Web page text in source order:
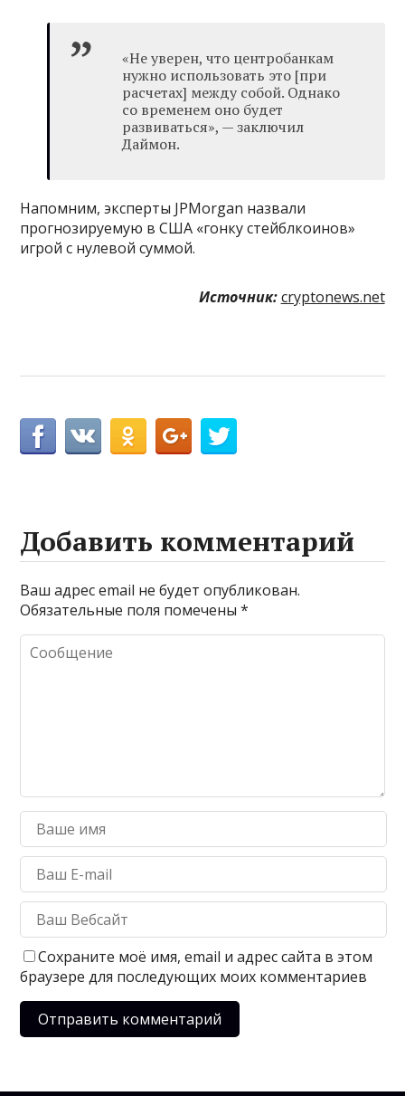
«Не уверен, что центробанкам
нужно использовать это [при
расчетах] между собой. Однако
со временем оно будет
развиваться», — заключил
Даймон.
Напомним, эксперты JPMorgan назвали
прогнозируемую в США «гонку стейблкоинов»
игрой с нулевой суммой.
Источник: cryptonews.net
Добавить комментарий
Ваш адрес email не будет опубликован.
Обязательные поля помечены*
Сохраните моё имя, email и адрес сайта в этом
браузере для последующих моих комментариев